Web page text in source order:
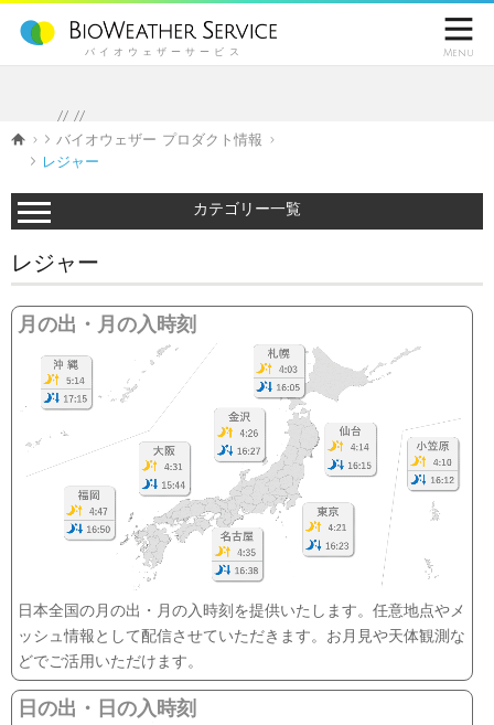
バイオウェザーサービス

Menu
// //
バイオウェザー プロダクト情報
レジャー
カテゴリー一覧
レジャー
月の出・月の入時刻
日本全国の月の出・月の入時刻を提供いたします。任意地点やメ
ッシュ情報として配信させていただきます。お月見や天体観測な
どでご活用いただけます。
日の出・日の入時刻